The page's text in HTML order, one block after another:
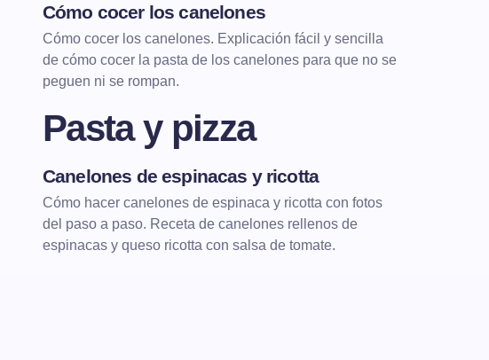
Cómo cocer los canelones
Cómo cocer los canelones. Explicación fácil y sencilla
de cómo cocer la pasta de los canelones para que no se
peguen ni se rompan.
Pasta y pizza
Canelones de espinacas y ricotta
Cómo hacer canelones de espinaca y ricotta con fotos
del paso a paso. Receta de canelones rellenos de
espinacas y queso ricotta con salsa de tomate.